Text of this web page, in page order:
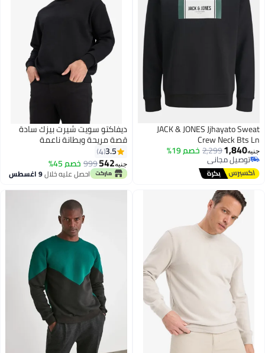
JACK & JONES Jjhayato
Crew Neck Bts
1,840
2,299خصم 19%
توصيل مجاني
توصيل مجاني
ديفاكتو سويت شيرت بيزك سادة
قصة مريحة وبطانة ناعمة
3.5
4
جنيه542
999خصم 45%
احصل عليه خلال9 اغسطس